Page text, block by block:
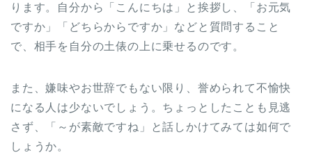
ります。自分から「こんにちは」と挨拶し、「お元気
ですか」「どちらからですか」などと質問すること
で、相手を自分の土俵の上に乗せるのです。
また、嫌味やお世辞でもない限り、誉められて不愉快
になる人は少ないでしょう。ちょっとしたことも見逃
さず、「～が素敵ですね」と話しかけてみては如何で
しょうか。